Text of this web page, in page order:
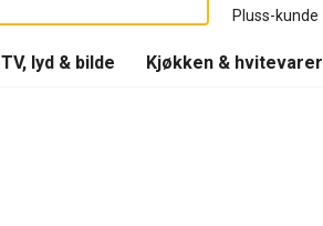
Pluss-kunde
TV, lyd & bilde Kjøkken & hvitevarer